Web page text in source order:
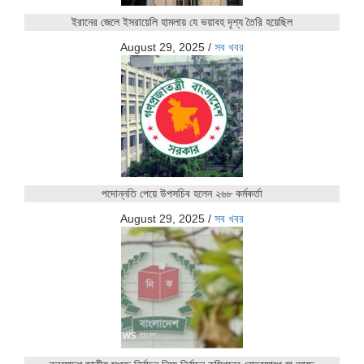
ইরানের জেলে ইসরায়েলি হামলায় যে ভয়াবহ দৃশ্য তৈরি হয়েছিল
August 29, 2025 / সব খবর
পদোন্নতি পেয়ে উপসচিব হলেন ২৬৮ কর্মকর্তা
August 29, 2025 / সব খবর